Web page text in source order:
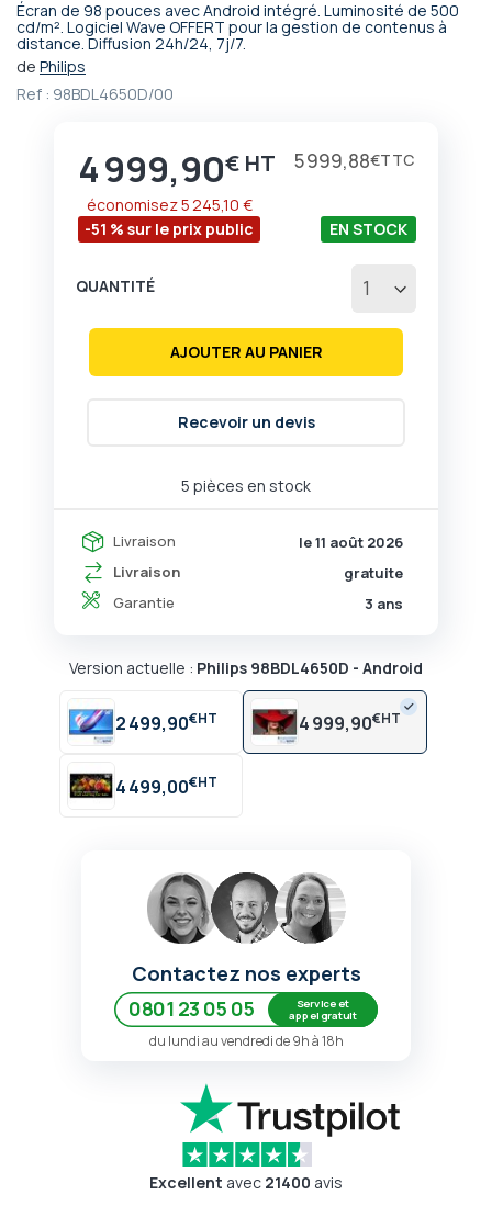
Écran de 98 pouces avec Android intégré. Luminosité de 500
cd/m². Logiciel Wave OFFERT pour la gestion de contenus à
distance. Diffusion 24h/24, 7j/7.
de Philips
Ref : 98BDL4650D/00
Prix
4 999,90€ 5 999,88€
-51 % sur le prix public
économisez5 245,10 €
5 pièces en stock
EN STOCK
Livraison
le 11 août 2026
Livraison
gratuite
Garantie
3 ans
QUANTITÉ
AJOUTER AU PANIER
Recevoir un devis
Version actuelle : Philips 98BDL4650D - Android
2 499,90€ 4 999,90€
4 499,00€
Passer
au
début
de
Contactez nos experts
0801 23 05 05
Service et
appel gratuit
du lundi au vendredi de 9h à 18h
Excellent avec 21400 avis